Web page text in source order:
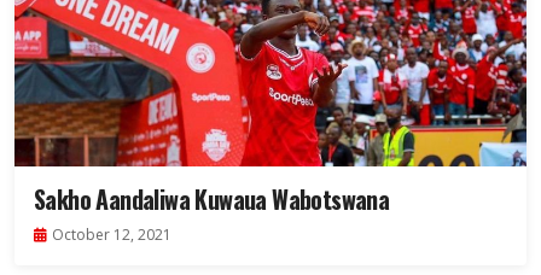
Sakho Aandaliwa Kuwaua Wabotswana
October 12, 2021